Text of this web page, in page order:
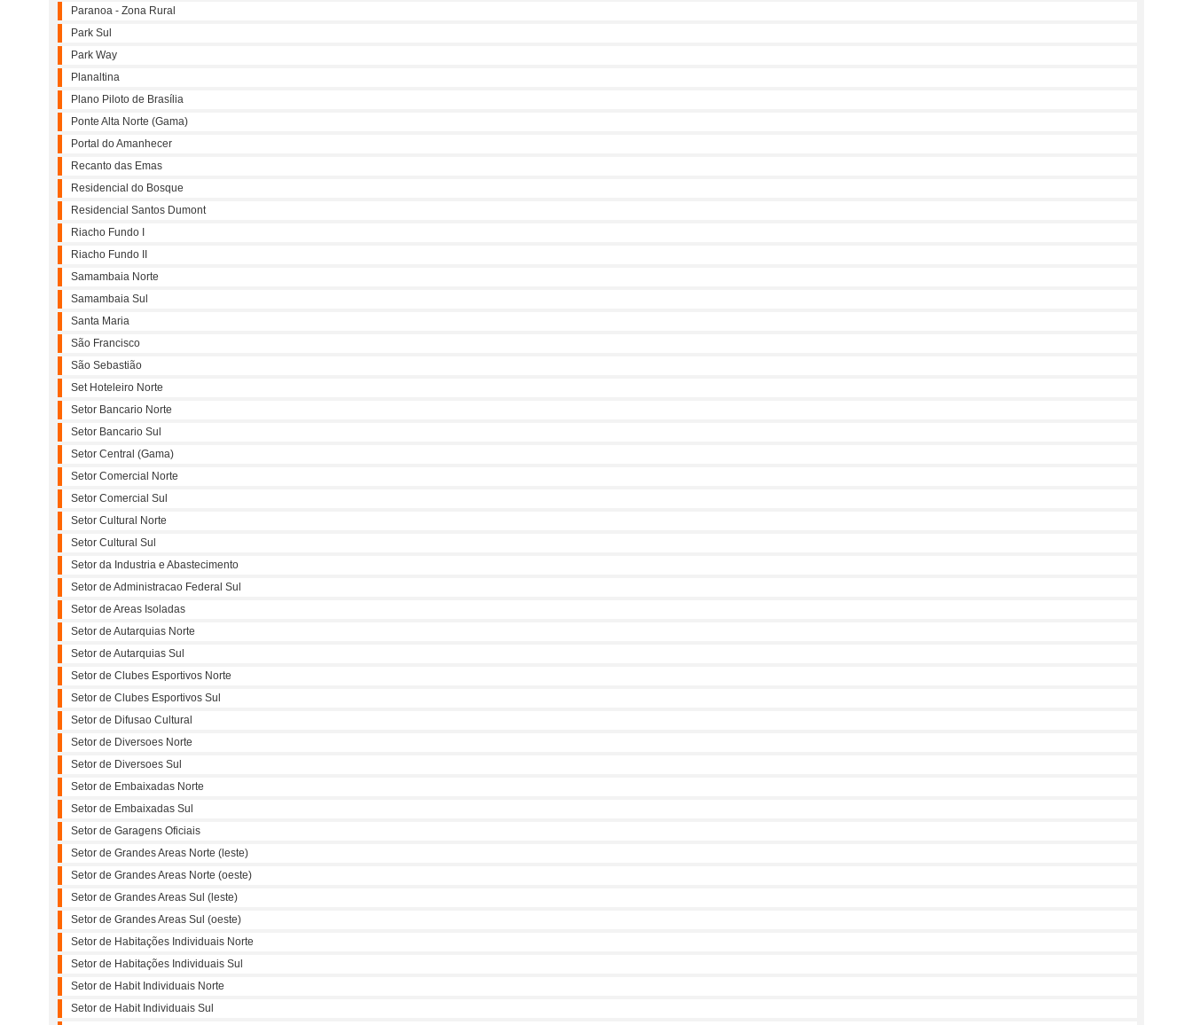
Paranoa - Zona Rural
Park Sul
Park Way
Planaltina
Plano Piloto de Brasília
Ponte Alta Norte (Gama)
Portal do Amanhecer
Recanto das Emas
Residencial do Bosque
Residencial Santos Dumont
Riacho Fundo I
Riacho Fundo II
Samambaia Norte
Samambaia Sul
Santa Maria
São Francisco
São Sebastião
Set Hoteleiro Norte
Setor Bancario Norte
Setor Bancario Sul
Setor Central (Gama)
Setor Comercial Norte
Setor Comercial Sul
Setor Cultural Norte
Setor Cultural Sul
Setor da Industria e Abastecimento
Setor de Administracao Federal Sul
Setor de Areas Isoladas
Setor de Autarquias Norte
Setor de Autarquias Sul
Setor de Clubes Esportivos Norte
Setor de Clubes Esportivos Sul
Setor de Difusao Cultural
Setor de Diversoes Norte
Setor de Diversoes Sul
Setor de Embaixadas Norte
Setor de Embaixadas Sul
Setor de Garagens Oficiais
Setor de Grandes Areas Norte (leste)
Setor de Grandes Areas Norte (oeste)
Setor de Grandes Areas Sul (leste)
Setor de Grandes Areas Sul (oeste)
Setor de Habitações Individuais Norte
Setor de Habitações Individuais Sul
Setor de Habit Individuais Norte
Setor de Habit Individuais Sul